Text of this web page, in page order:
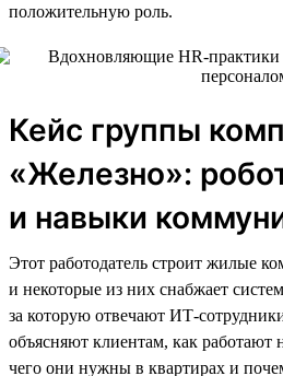
положительную роль.
Кейс группы
«Железно»:
и навыки
Этот работодатель строит жилые
и некоторые из них снабжает
за которую отвечают ИТ-
объясняют клиентам, как работают
чего они нужны в квартирах и